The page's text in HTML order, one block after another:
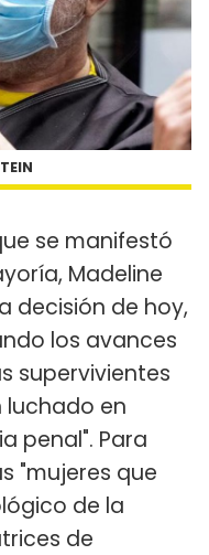
se manifestó
Madeline
decisión de hoy,
los avances
supervivientes
luchado en
penal". Para
"mujeres que
de la
de